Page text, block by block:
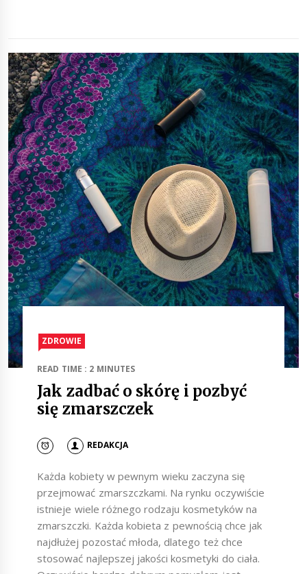
ZDROWIE
READ TIME : 2 MINUTES
Jak zadbać o skórę i pozbyć
się zmarszczek
REDAKCJA
Każda kobiety w pewnym wieku zaczyna się
przejmować zmarszczkami. Na rynku oczywiście
istnieje wiele różnego rodzaju kosmetyków na
zmarszczki. Każda kobieta z pewnością chce jak
najdłużej pozostać młoda, dlatego też chce
stosować najlepszej jakości kosmetyki do ciała.